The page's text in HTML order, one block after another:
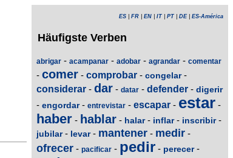
ES FR EN IT PT DE| ES-América
Häufigste Verben
abrigar - acampanar - adobar - agrandar - comentar
- comer - comprobar - congelar-
considerar - dar - datar - defender - digerir
- engordar- entrevistar - escapar - estar -
haber - hablar - halar- inflar- inscribir-
jubilar- levar- mantener - medir -
ofrecer - pacificar - pedir - perecer-